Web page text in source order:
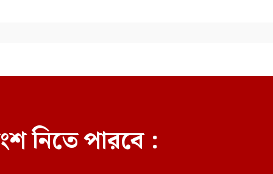
হযরত শাহজালাল বিমানবন্দরে
নিতে পারবে :